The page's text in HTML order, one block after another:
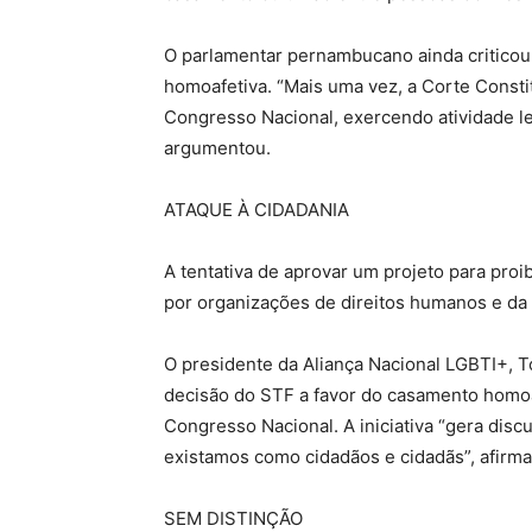
O parlamentar pernambucano ainda
homoafetiva. “Mais uma vez, a Corte
Congresso Nacional, exercendo atividade
argumentou.
ATAQUE À CIDADANIA
A tentativa de aprovar um projeto para
por organizações de direitos humanos e
O presidente da Aliança Nacional LGBTI+,
decisão do STF a favor do casamento
Congresso Nacional. A iniciativa “gera
existamos como cidadãos e cidadãs”,
SEM DISTINÇÃO